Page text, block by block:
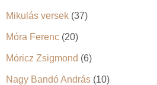
Mikulás versek (37)
Móra Ferenc (20)
Móricz Zsigmond (6)
Nagy Bandó András (10)